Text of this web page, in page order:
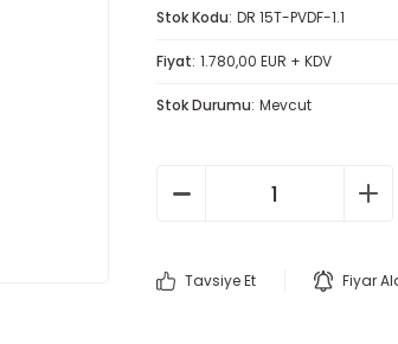
Stok Kodu DR 15T-PVDF-1.1
Fiyat 1.780,00 EUR + KDV
Stok Durumu Mevcut
Tavsiye Et Fiyar